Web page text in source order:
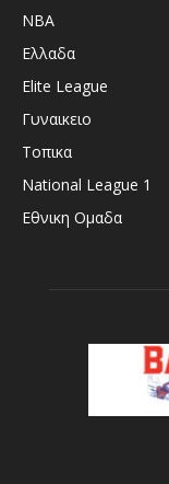
NBA
Ελλαδα
Elite League
Γυναικειο
Τοπικα
National League 1
Εθνικη Ομαδα